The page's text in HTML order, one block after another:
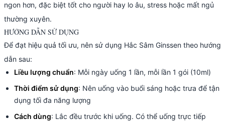
ngon hơn, đặc biệt tốt cho người hay lo âu, stress hoặc mất ngủ
thường xuyên.
HƯỚNG DẪN SỬ DỤNG
Để đạt hiệu quả tối ưu, nên sử dụng Hắc Sâm Ginssen theo hướng
dẫn sau:
Liều lượng chuẩn: Mỗi ngày uống 1 lần, mỗi lần 1 gói (10ml)
Thời điểm sử dụng: Nên uống vào buổi sáng hoặc trưa để tận
dụng tối đa năng lượng
Cách dùng: Lắc đều trước khi uống. Có thể uống trực tiếp